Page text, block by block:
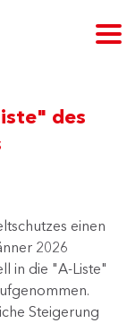
des
einen
2026
in die "A-Liste"
Steigerung